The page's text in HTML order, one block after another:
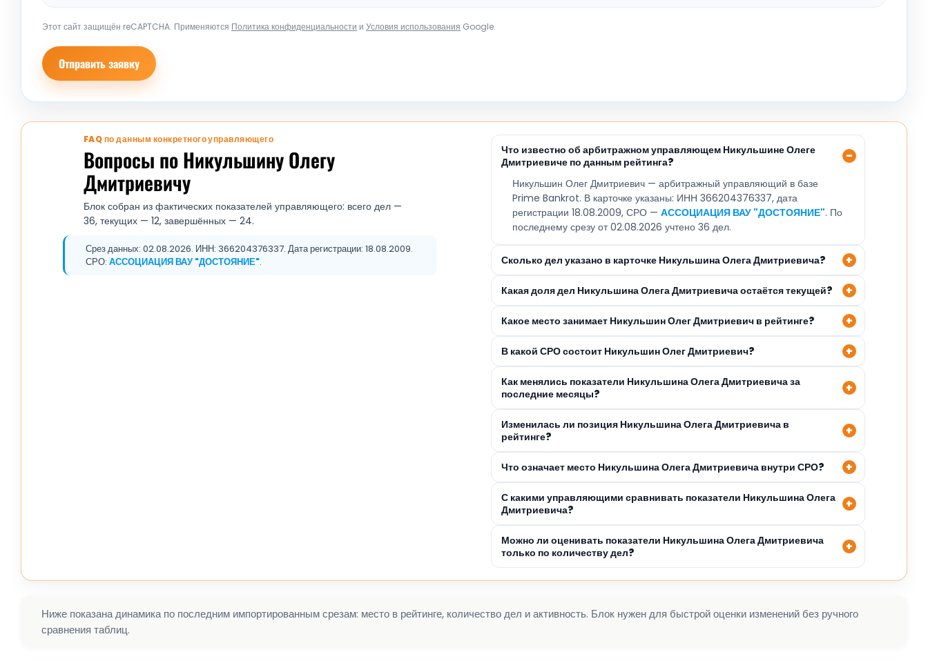
Этот сайт защищён reCAPTCHA. Применяются Политика конфиденциальности и Условия использования Google.
Отправить заявку
FAQ по данным конкретного управляющего
Вопросы по Никульшину Олегу
Дмитриевичу
Блок собран из фактических показателей управляющего: всего дел —
36, текущих — 12, завершённых — 24.
Срез данных: 02.08.2026. ИНН: 366204376337. Дата регистрации: 18.08.2009.
СРО: АССОЦИАЦИЯ ВАУ "ДОСТОЯНИЕ".
Что известно об арбитражном управляющем Никульшине Олеге
Дмитриевиче по данным рейтинга?
Никульшин Олег Дмитриевич — арбитражный управляющий в базе
Prime Bankrot. В карточке указаны: ИНН 366204376337, дата
регистрации 18.08.2009, СРО — АССОЦИАЦИЯ ВАУ "ДОСТОЯНИЕ". По
последнему срезу от 02.08.2026 учтено 36 дел.
Сколько дел указано в карточке Никульшина Олега Дмитриевича?
Какая доля дел Никульшина Олега Дмитриевича остаётся текущей?
Какое место занимает Никульшин Олег Дмитриевич в рейтинге?
В какой СРО состоит Никульшин Олег Дмитриевич?
Как менялись показатели Никульшина Олега Дмитриевича за
последние месяцы?
Изменилась ли позиция Никульшина Олега Дмитриевича в
рейтинге?
Что означает место Никульшина Олега Дмитриевича внутри СРО?
С какими управляющими сравнивать показатели Никульшина Олега
Дмитриевича?
Можно ли оценивать показатели Никульшина Олега Дмитриевича
только по количеству дел?
Ниже показана динамика по последним импортированным срезам: место в рейтинге, количество дел и активность. Блок нужен для быстрой оценки изменений без ручного
сравнения таблиц.